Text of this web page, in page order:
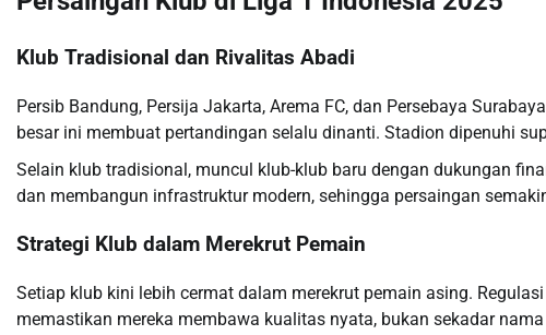
Klub Tradisional dan Rivalitas Abadi
Persib Bandung, Persija Jakarta, Arema FC, dan Persebaya
besar ini membuat pertandingan selalu dinanti. Stadion dipenuhi
Selain klub tradisional, muncul klub-klub baru dengan dukungan
dan membangun infrastruktur modern, sehingga persaingan
Strategi Klub dalam Merekrut Pemain
Setiap klub kini lebih cermat dalam merekrut pemain asing.
memastikan mereka membawa kualitas nyata, bukan sekadar nama